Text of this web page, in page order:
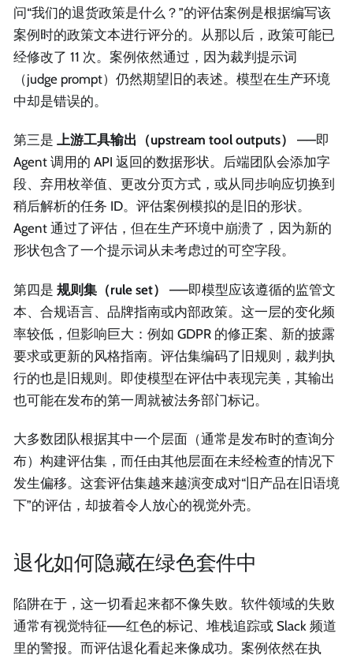
问“我们的退货政策是什么？”的评估案例是根据编写该
案例时的政策文本进行评分的。从那以后，政策可能已
经修改了 11 次。案例依然通过，因为裁判提示词
（judge prompt）仍然期望旧的表述。模型在生产环境
中却是错误的。
第三是 上游工具输出（upstream tool outputs）
——即
Agent 调用的 API 返回的数据形状。后端团队会添加字
段、弃用枚举值、更改分页方式，或从同步响应切换到
稍后解析的任务 ID。评估案例模拟的是旧的形状。
Agent 通过了评估，但在生产环境中崩溃了，因为新的
形状包含了一个提示词从未考虑过的可空字段。
第四是 规则集（rule set）
——即模型应该遵循的监管文
本、合规语言、品牌指南或内部政策。这一层的变化频
率较低，但影响巨大：例如 GDPR 的修正案、新的披露
要求或更新的风格指南。评估集编码了旧规则，裁判执
行的也是旧规则。即使模型在评估中表现完美，其输出
也可能在发布的第一周就被法务部门标记。
大多数团队根据其中一个层面（通常是发布时的查询分
布）构建评估集，而任由其他层面在未经检查的情况下
发生偏移。这套评估集越来越演变成对“旧产品在旧语境
下”的评估，却披着令人放心的视觉外壳。
退化如何隐藏在绿色套件中
陷阱在于，这一切看起来都不像失败。软件领域的失败
通常有视觉特征——红色的标记、堆栈追踪或 Slack 频道
里的警报。而评估退化看起来像成功。案例依然在执